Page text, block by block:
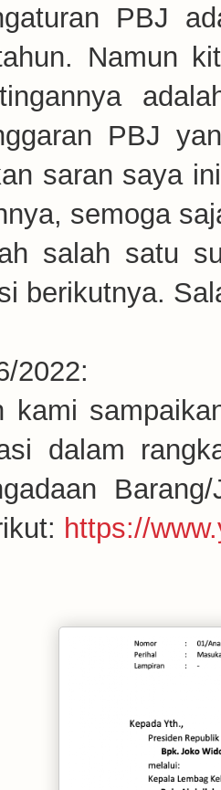
PBJ
Namun
PBJ
saran saya
semoga
salah satu
berikutnya.
2022:
kami
dalam
https://